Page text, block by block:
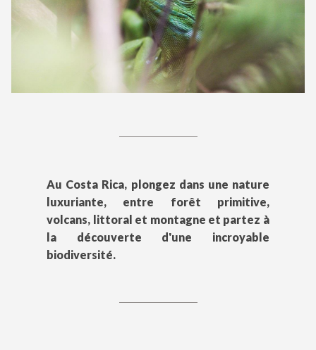
Au Costa Rica, plongez dans une nature
luxuriante, entre forêt primitive,
volcans, littoral et montagne et partez à
la découverte d'une incroyable
biodiversité.